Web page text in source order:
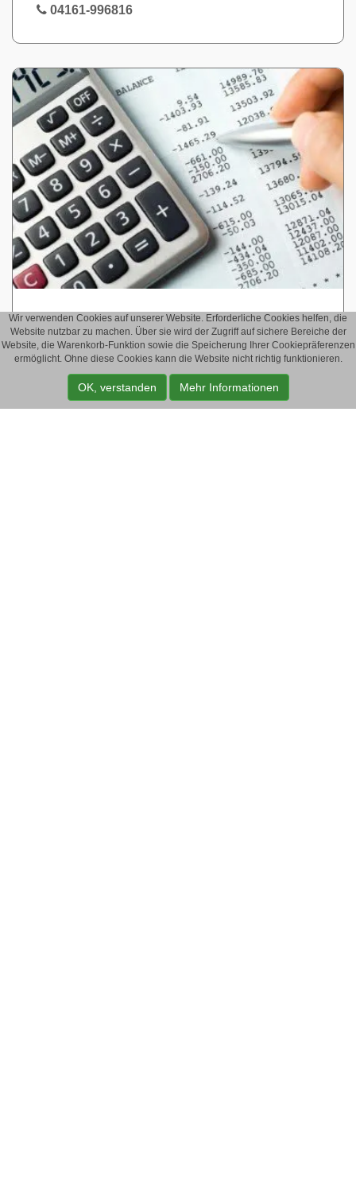
04161-996816
Hilfe bei Darlehensstörungen
Wir informieren umfassend.
Wir verwenden Cookies auf unserer Website. Erforderliche Cookies helfen, die
Website nutzbar zu machen. Über sie wird der Zugriff auf sichere Bereiche der
Website, die Warenkorb-Funktion sowie die Speicherung Ihrer Cookiepräferenzen
ermöglicht. Ohne diese Cookies kann die Website nicht richtig funktionieren.
OK, verstanden Mehr Informationen